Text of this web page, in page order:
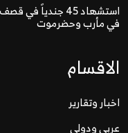
استشهاد 45
في مأرب وحضرموت
الاقسام
اخبار وتقارير
عربي ودولي